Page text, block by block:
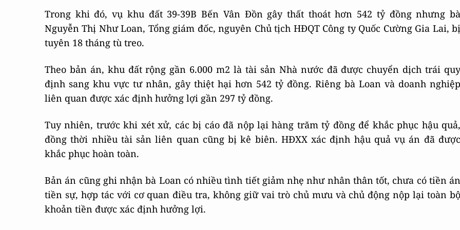
Trong khi đó, vụ khu đất 39-39B Bến Vân Đồn gây thất thoát hơn 542 tỷ đồng nhưng bà
Nguyễn Thị Như Loan, Tổng giám đốc, nguyên Chủ tịch HĐQT Công ty Quốc Cường Gia Lai, bị
tuyên 18 tháng tù treo.
Theo bản án, khu đất rộng gần 6.000 m2 là tài sản Nhà nước đã được chuyển dịch trái quy
định sang khu vực tư nhân, gây thiệt hại hơn 542 tỷ đồng. Riêng bà Loan và doanh nghiệp
liên quan được xác định hưởng lợi gần 297 tỷ đồng.
Tuy nhiên, trước khi xét xử, các bị cáo đã nộp lại hàng trăm tỷ đồng để khắc phục hậu quả,
đồng thời nhiều tài sản liên quan cũng bị kê biên. HĐXX xác định hậu quả vụ án đã được
khắc phục hoàn toàn.
Bản án cũng ghi nhận bà Loan có nhiều tình tiết giảm nhẹ như nhân thân tốt, chưa có tiền án
tiền sự, hợp tác với cơ quan điều tra, không giữ vai trò chủ mưu và chủ động nộp lại toàn bộ
khoản tiền được xác định hưởng lợi.